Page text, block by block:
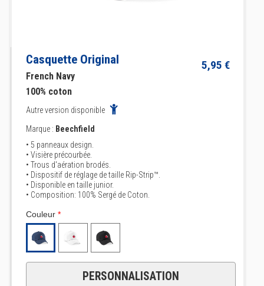
Casquette Original 5,95 €
French Navy
100% coton
Autre version disponible
Marque : Beechfield
• 5 panneaux design.
• Visière précourbée.
• Trous d'aération brodés.
• Dispositif de réglage de taille Rip-Strip™.
• Disponible en taille junior.
• Composition: 100% Sergé de Coton.
Couleur *
PERSONNALISATION